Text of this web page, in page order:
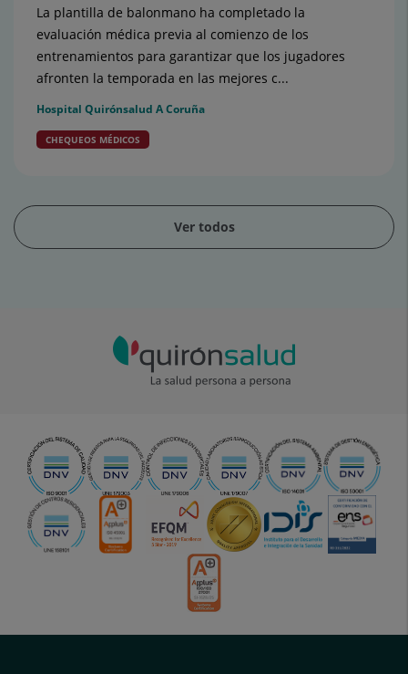
La plantilla de balonmano ha completado la
evaluación médica previa al comienzo de los
entrenamientos para garantizar que los jugadores
afronten la temporada en las mejores c...
Hospital Quirónsalud A Coruña
CHEQUEOS MÉDICOS
Ver todos